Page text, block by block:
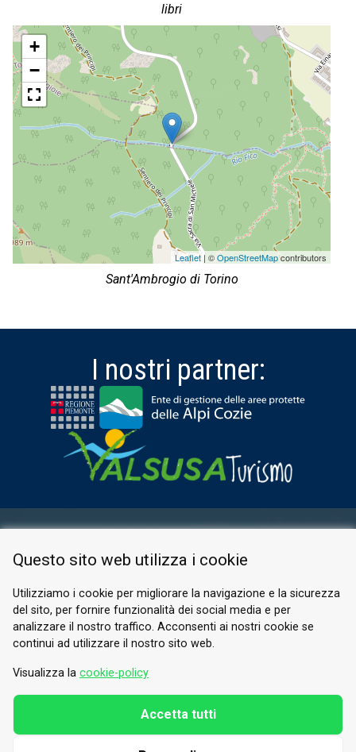
libri
+
−
Leaflet | ©OpenStreetMapcontributors
Sant'Ambrogio di Torino
I nostri partner:
PRIVACY POLICY
© 2026 Valle di Susa
Tesori di Arte e Cultura Alpina
Tel.
E-mail.info@vallesusa-tesori.it
Questo sito web utilizza i cookie
Utilizziamo i cookie per migliorare la navigazione e la sicurezza
del sito, per fornire funzionalità dei social media e per
analizzare il nostro traffico. Acconsenti ai nostri cookie se
continui ad utilizzare il nostro sito web.
Visualizza la cookie-policy
Accetta tutti